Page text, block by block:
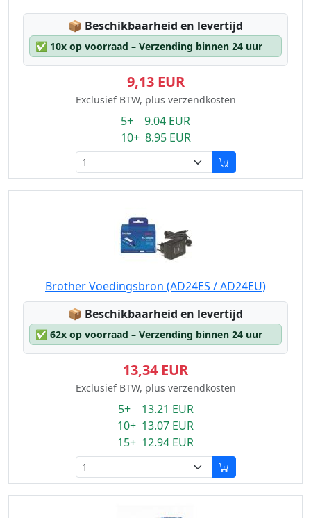
📦 Lagerstatus:
Beschikbaarheid en levertijd
✅ 10x op voorraad – Verzending binnen 24 uur
9,13 EUR
Exclusief BTW, plus verzendkosten
5+ 9.04 EUR
10+ 8.95 EUR
Brother Voedingsbron (AD24ES / AD24EU)
📦 Lagerstatus:
Beschikbaarheid en levertijd
✅ 62x op voorraad – Verzending binnen 24 uur
13,34 EUR
Exclusief BTW, plus verzendkosten
5+ 13.21 EUR
10+ 13.07 EUR
15+ 12.94 EUR